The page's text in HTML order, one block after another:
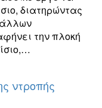
διατηρώντας
άλλων
την πλοκή
ντροπής